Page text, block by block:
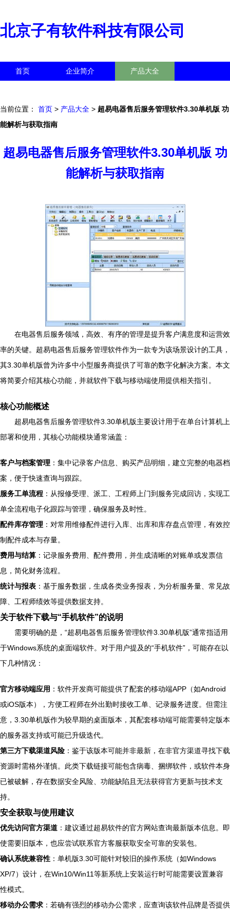
北京子有软件科技有限公司
首页 企业简介 产品大全
当前位置： 首页 > 产品大全 > 超易电器售后服务管理软件3.30单机版 功
能解析与获取指南
超易电器售后服务管理软件3.30单机版 功
能解析与获取指南
在电器售后服务领域，高效、有序的管理是提升客户满意度和运营效
率的关键。超易电器售后服务管理软件作为一款专为该场景设计的工具，
其3.30单机版曾为许多中小型服务商提供了可靠的数字化解决方案。本文
将简要介绍其核心功能，并就软件下载与移动端使用提供相关指引。
核心功能概述
超易电器售后服务管理软件3.30单机版主要设计用于在单台计算机上
部署和使用，其核心功能模块通常涵盖：
客户与档案管理 ：集中记录客户信息、购买产品明细，建立完整的电器档
案，便于快速查询与跟踪。
服务工单流程 ：从报修受理、派工、工程师上门到服务完成回访，实现工
单全流程电子化跟踪与管理，确保服务及时性。
配件库存管理 ：对常用维修配件进行入库、出库和库存盘点管理，有效控
制配件成本与存量。
费用与结算 ：记录服务费用、配件费用，并生成清晰的对账单或发票信
息，简化财务流程。
统计与报表 ：基于服务数据，生成各类业务报表，为分析服务量、常见故
障、工程师绩效等提供数据支持。
关于软件下载与“手机软件”的说明
需要明确的是，“超易电器售后服务管理软件3.30单机版”通常指适用
于Windows系统的桌面端软件。对于用户提及的“手机软件”，可能存在以
下几种情况：
官方移动端应用 ：软件开发商可能提供了配套的移动端APP（如Android
或iOS版本），方便工程师在外出勤时接收工单、记录服务进度。但需注
意，3.30单机版作为较早期的桌面版本，其配套移动端可能需要特定版本
的服务器支持或可能已升级迭代。
第三方下载渠道风险 ：鉴于该版本可能并非最新，在非官方渠道寻找下载
资源时需格外谨慎。此类下载链接可能包含病毒、捆绑软件，或软件本身
已被破解，存在数据安全风险、功能缺陷且无法获得官方更新与技术支
持。
安全获取与使用建议
优先访问官方渠道 ：建议通过超易软件的官方网站查询最新版本信息。即
使需要旧版本，也应尝试联系官方客服获取安全可靠的安装包。
确认系统兼容性 ：单机版3.30可能针对较旧的操作系统（如Windows
XP/7）设计，在Win10/Win11等新系统上安装运行时可能需要设置兼容
性模式。
移动办公需求 ：若确有强烈的移动办公需求，应查询该软件品牌是否提供